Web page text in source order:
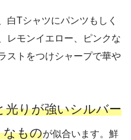
白Tシャツにパンツもしく
レモンイエロー、ピンクな
ストをつけシャープで華や
光りが強いシルバー
なものが似合います。鮮